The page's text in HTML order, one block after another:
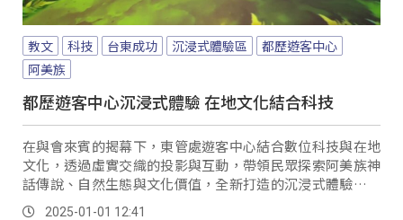
教文 科技 台東成功 沉浸式體驗區
都歷遊客中心
阿美族
都歷遊客中心沉浸式體驗 在地文化結合科技
在與會來賓的揭幕下，東管處遊客中心結合數位科技與在地
文化，透過虛實交織的投影與互動，帶領民眾探索阿美族神
話傳說、自然生態與文化價值，全新打造的沉浸式體驗區正
式啟用。
2025-01-01 12:41